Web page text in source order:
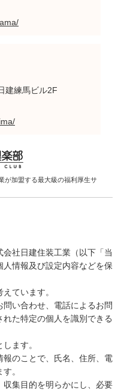
建練馬ビル2F
が加盟する最大級の福利厚生サ
会社日建住装工業（以下「当
情報及び設定内容などを保
ています。
問い合わせ、電話によるお問
た特定の個人を識別できる
ます。
報のことで、氏名、住所、電
。
収集目的を明らかにし、必要